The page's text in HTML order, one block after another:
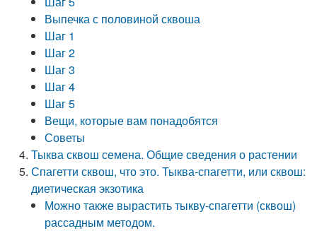
Выпечка с половиной сквоша
Шаг 1
Шаг 2
Шаг 3
Шаг 4
Шаг 5
Вещи, которые вам понадобятся
Советы
Тыква сквош семена. Общие сведения о растении
Спагетти сквош, что это. Тыква-спагетти, или сквош:
диетическая экзотика
Можно также вырастить тыкву-спагетти (сквош)
рассадным методом.